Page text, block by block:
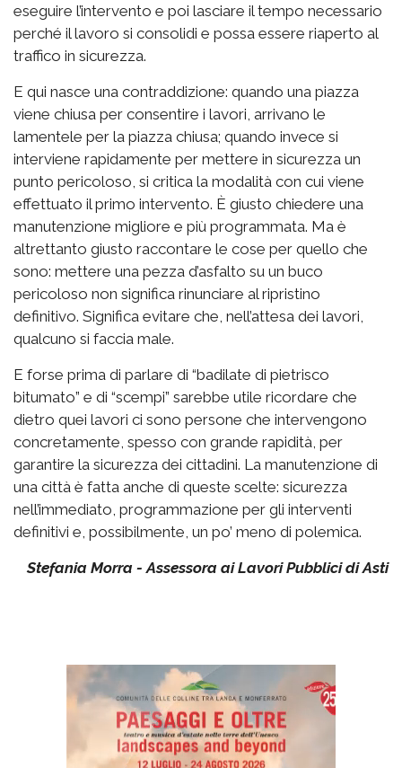
eseguire l’intervento e poi lasciare il tempo necessario
perché il lavoro si consolidi e possa essere riaperto al
traffico in sicurezza.
E qui nasce una contraddizione: quando una piazza
viene chiusa per consentire i lavori, arrivano le
lamentele per la piazza chiusa; quando invece si
interviene rapidamente per mettere in sicurezza un
punto pericoloso, si critica la modalità con cui viene
effettuato il primo intervento. È giusto chiedere una
manutenzione migliore e più programmata. Ma è
altrettanto giusto raccontare le cose per quello che
sono: mettere una pezza d’asfalto su un buco
pericoloso non significa rinunciare al ripristino
definitivo. Significa evitare che, nell’attesa dei lavori,
qualcuno si faccia male.
E forse prima di parlare di “badilate di pietrisco
bitumato” e di “scempi” sarebbe utile ricordare che
dietro quei lavori ci sono persone che intervengono
concretamente, spesso con grande rapidità, per
garantire la sicurezza dei cittadini. La manutenzione di
una città è fatta anche di queste scelte: sicurezza
nell’immediato, programmazione per gli interventi
definitivi e, possibilmente, un po’ meno di polemica.
Stefania Morra - Assessora ai Lavori Pubblici di Asti